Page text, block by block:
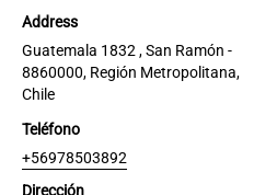
Address
Guatemala 1832 , San Ramón -
8860000, Región Metropolitana,
Chile
Teléfono
+56978503892
Dirección